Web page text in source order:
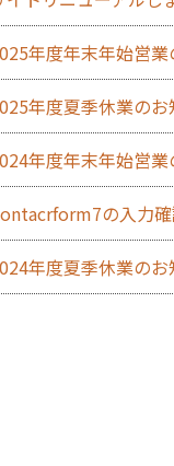
年度年末年始営
年度夏季休業のお
年度年末年始営
の入力
年度夏季休業のお